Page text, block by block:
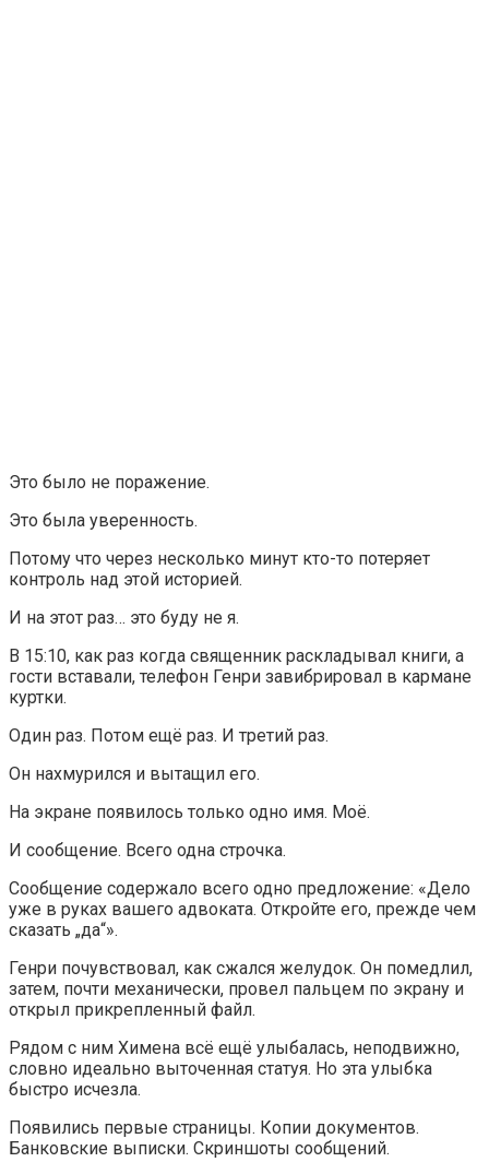
Это было не поражение.
Это была уверенность.
Потому что через несколько минут кто-то потеряет
контроль над этой историей.
И на этот раз… это буду не я.
В 15:10, как раз когда священник раскладывал книги, а
гости вставали, телефон Генри завибрировал в кармане
куртки.
Один раз. Потом ещё раз. И третий раз.
Он нахмурился и вытащил его.
На экране появилось только одно имя. Моё.
И сообщение. Всего одна строчка.
Сообщение содержало всего одно предложение: «Дело
уже в руках вашего адвоката. Откройте его, прежде чем
сказать „да“».
Генри почувствовал, как сжался желудок. Он помедлил,
затем, почти механически, провел пальцем по экрану и
открыл прикрепленный файл.
Рядом с ним Химена всё ещё улыбалась, неподвижно,
словно идеально выточенная статуя. Но эта улыбка
быстро исчезла.
Появились первые страницы. Копии документов.
Банковские выписки. Скриншоты сообщений.